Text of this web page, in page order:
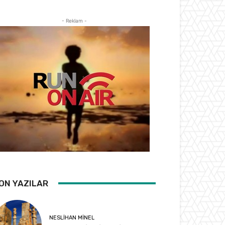
- Reklam -
YAZILAR
NESLIHAN MINEL